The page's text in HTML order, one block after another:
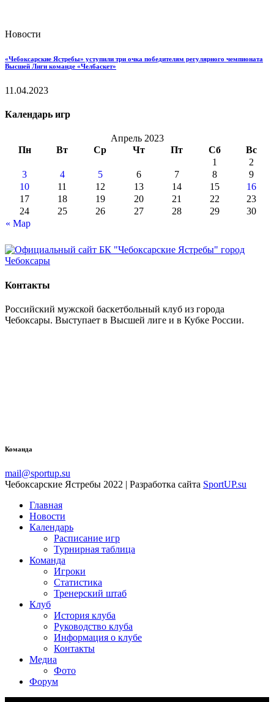
Новости
«Чебоксарские Ястребы» уступили три очка победителям регулярного чемпионата
Высшей Лиги команде «Челбаскет»
11.04.2023
Календарь игр
Апрель 2023
Пн
Вт Ср Чт Пт Сб Вс
« Мар
1
2
3
4 5 6 7 8
9
10
11 12 13 14 15
16
17
18 19 20 21 22
23
24
25 26 27 28 29 30
Контакты
Российский мужской баскетбольный клуб из города
Чебоксары. Выступает в Высшей лиге и в Кубке России.
Команда
mail@sportup.su
Чебоксарские Ястребы 2022 | Разработка сайта SportUP.su
Главная
Новости
Календарь
Расписание игр
Турнирная таблица
Команда
Игроки
Статистика
Тренерский штаб
Клуб
История клуба
Руководство клуба
Информация о клубе
Контакты
Медиа
Фото
Форум